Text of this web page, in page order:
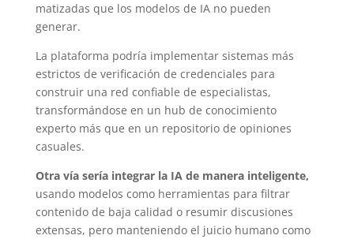
matizadas que los modelos de IA no pueden
generar.
La plataforma podría implementar sistemas más
estrictos de verificación de credenciales para
construir una red confiable de especialistas,
transformándose en un hub de conocimiento
experto más que en un repositorio de opiniones
casuales.
Otra vía sería integrar la IA de manera inteligente,
usando modelos como herramientas para filtrar
contenido de baja calidad o resumir discusiones
extensas, pero manteniendo el juicio humano como